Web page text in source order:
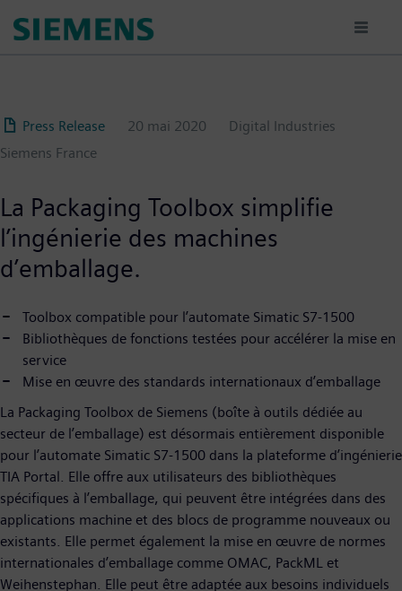
au
Press Release 20 mai 2020
Digital Industries
Siemens France
La Packaging Toolbox simplifie
l’ingénierie des machines
d’emballage.
Toolbox compatible pour l’automate Simatic S7-1500
Bibliothèques de fonctions testées pour accélérer la mise en
service
Mise en œuvre des standards internationaux d’emballage
La Packaging Toolbox de Siemens (boîte à outils dédiée au
secteur de l’emballage) est désormais entièrement disponible
pour l’automate Simatic S7-1500 dans la plateforme d’ingénierie
TIA Portal. Elle offre aux utilisateurs des bibliothèques
spécifiques à l’emballage, qui peuvent être intégrées dans des
applications machine et des blocs de programme nouveaux ou
existants. Elle permet également la mise en œuvre de normes
internationales d’emballage comme OMAC, PackML et
Weihenstephan. Elle peut être adaptée aux besoins individuels